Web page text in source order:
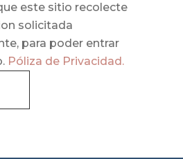
este sitio recolecte
solicitada
para poder entrar
Póliza de Privacidad.